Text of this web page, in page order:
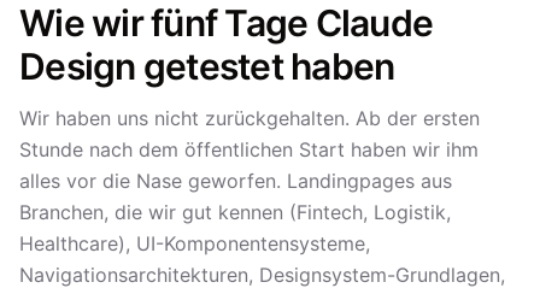
Wie wir fünf Tage Claude
Design getestet haben
Wir haben uns nicht zurückgehalten. Ab der ersten
Stunde nach dem öffentlichen Start haben wir ihm
alles vor die Nase geworfen. Landingpages aus
Branchen, die wir gut kennen (Fintech, Logistik,
Healthcare), UI-Komponentensysteme,
Navigationsarchitekturen, Designsystem-Grundlagen,